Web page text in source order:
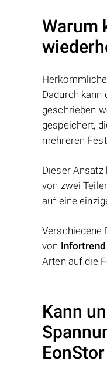
Warum
Dadurch kann
geschrieben
gespeichert,
mehreren
Dieser Ansatz
von zwei
auf eine
Verschiedene
von Infortrend
Arten auf die
Kann